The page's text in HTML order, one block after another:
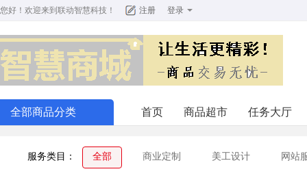
您好！欢迎来到 联动智慧科技 ！ 注册 登录
全部商品分类 首页 商品超市 任务大厅
服务类目： 全部 商业定制 美工设计 网站